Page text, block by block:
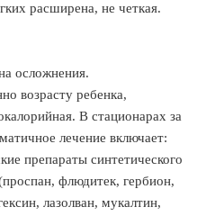
расширена, не четкая.
осложнения.
возрасту ребенка,
В стационарах за
лечение включает:
препараты синтетического
флюдитек, гербион,
лазолван, мукалтин,